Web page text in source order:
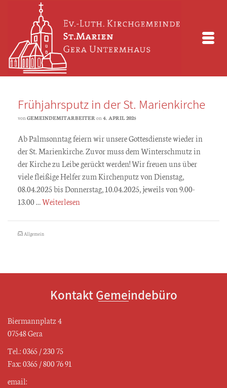
Frühjahrsputz in der St. Marienkirche
von GEMEINDEMITARBEITERon 4. APRIL 2025
Ab Palmsonntag feiern wir unsere Gottesdienste wieder in
der St. Marienkirche. Zuvor muss dem Winterschmutz in
der Kirche zu Leibe gerückt werden! Wir freuen uns über
viele fleißige Helfer zum Kirchenputz von Dienstag,
08.04.2025 bis Donnerstag, 10.04.2025, jeweils von 9.00-
13.00 …Weiterlesen
Allgemein
Kontakt Gemeindebüro
Biermannplatz 4
07548 Gera
Tel.: 0365 / 230 75
Fax: 0365 / 800 76 91
email: